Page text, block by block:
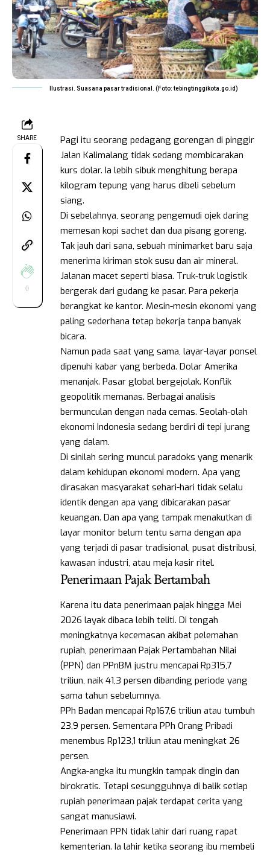
Ilustrasi. Suasana pasar tradisional. (Foto: tebingtinggikota.go.id)
SHARE
0
Pagi itu seorang pedagang gorengan di pinggir
Jalan Kalimalang tidak sedang membicarakan
kurs dolar. Ia lebih sibuk menghitung berapa
kilogram tepung yang harus dibeli sebelum
siang.
Di sebelahnya, seorang pengemudi ojek daring
memesan kopi sachet dan dua pisang goreng.
Tak jauh dari sana, sebuah minimarket baru saja
menerima kiriman stok susu dan air mineral.
Jalanan macet seperti biasa. Truk-truk logistik
bergerak dari gudang ke pasar. Para pekerja
berangkat ke kantor. Mesin-mesin ekonomi yang
paling sederhana tetap bekerja tanpa banyak
bicara.
Namun pada saat yang sama, layar-layar ponsel
dipenuhi kabar yang berbeda. Dolar Amerika
menanjak. Pasar global bergejolak. Konflik
geopolitik memanas. Berbagai analisis
bermunculan dengan nada cemas. Seolah-olah
ekonomi Indonesia sedang berdiri di tepi jurang
yang dalam.
Di sinilah sering muncul paradoks yang menarik
dalam kehidupan ekonomi modern. Apa yang
dirasakan masyarakat sehari-hari tidak selalu
identik dengan apa yang dibicarakan pasar
keuangan. Dan apa yang tampak menakutkan di
layar monitor belum tentu sama dengan apa
yang terjadi di pasar tradisional, pusat distribusi,
kawasan industri, atau meja kasir ritel.
Penerimaan Pajak Bertambah
Karena itu data penerimaan pajak hingga Mei
2026 layak dibaca lebih teliti. Di tengah
meningkatnya kecemasan akibat pelemahan
rupiah, penerimaan Pajak Pertambahan Nilai
(PPN) dan PPnBM justru mencapai Rp315,7
triliun, naik 41,3 persen dibanding periode yang
sama tahun sebelumnya.
PPh Badan mencapai Rp167,6 triliun atau tumbuh
23,9 persen. Sementara PPh Orang Pribadi
menembus Rp123,1 triliun atau meningkat 26
persen.
Angka-angka itu mungkin tampak dingin dan
birokratis. Tetapi sesungguhnya di balik setiap
rupiah penerimaan pajak terdapat cerita yang
sangat manusiawi.
Penerimaan PPN tidak lahir dari ruang rapat
kementerian. Ia lahir ketika seorang ibu membeli